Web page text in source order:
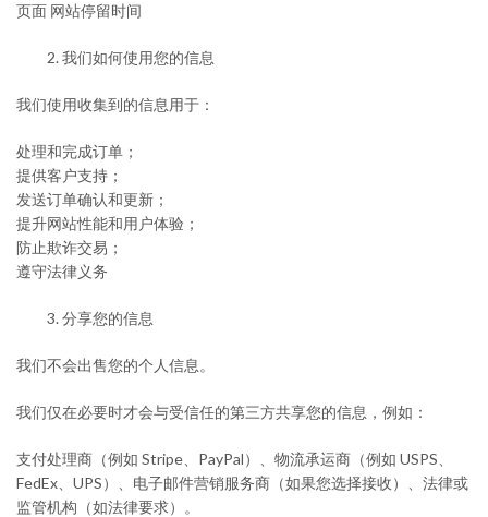
页面 网站停留时间
我们如何使用您的信息
我们使用收集到的信息用于：
处理和完成订单；
提供客户支持；
发送订单确认和更新；
提升网站性能和用户体验；
防止欺诈交易；
遵守法律义务
分享您的信息
我们不会出售您的个人信息。
我们仅在必要时才会与受信任的第三方共享您的信息，例如：
支付处理商（例如 Stripe、PayPal）、 物流承运商（例如 USPS、
FedEx、UPS）、 电子邮件营销服务商（如果您选择接收）
、法律或
监管机构（如法律要求）。